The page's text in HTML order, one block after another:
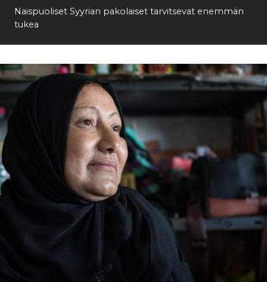
Naispuoliset Syyrian pakolaiset tarvitsevat enemmän
tukea